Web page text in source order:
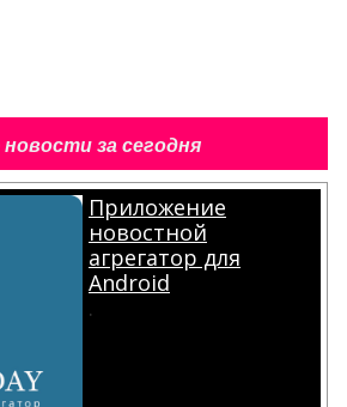
новости за сегодня
Приложение
новостной
агрегатор для
Android
.